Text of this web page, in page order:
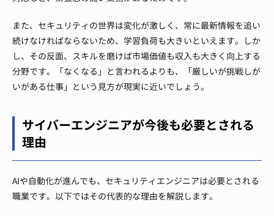
また、セキュリティの世界は変化が激しく、常に最新情報を追い
続けなければならないため、学習負荷も大きいといえます。しか
し、その反面、スキルを磨けば市場価値も収入も大きく向上する
分野です。「なくなる」と言われるよりも、「厳しいが挑戦しが
いがある仕事」という見方が現実に近いでしょう。
サイバーエンジニアが今後も必要とされる
理由
AIや自動化が進んでも、セキュリティエンジニアは必要とされる
職業です。以下ではその代表的な理由を解説します。